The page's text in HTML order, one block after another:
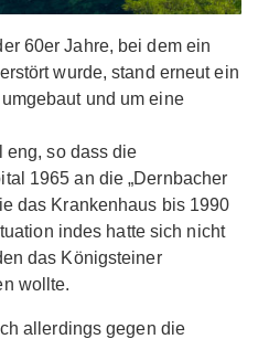
60er Jahre, bei dem ein
wurde, stand erneut ein
und um eine
eng, so dass die
1965 an die „Dernbacher
das Krankenhaus bis 1990
indes hatte sich nicht
das Königsteiner
wollte.
allerdings gegen die